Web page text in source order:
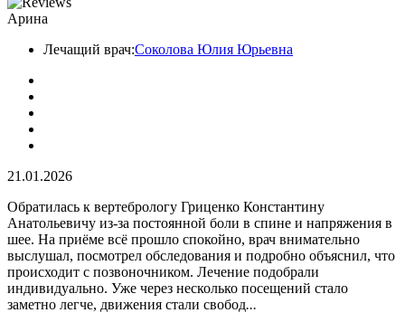
Арина
Лечащий врач:Соколова Юлия Юрьевна
21.01.2026
Обратилась к вертебрологу Гриценко Константину
Анатольевичу из-за постоянной боли в спине и напряжения в
шее. На приёме всё прошло спокойно, врач внимательно
выслушал, посмотрел обследования и подробно объяснил, что
происходит с позвоночником. Лечение подобрали
индивидуально. Уже через несколько посещений стало
заметно легче, движения стали свобод...